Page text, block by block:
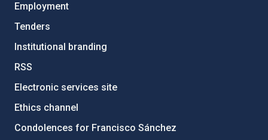
Employment
Tenders
Institutional branding
RSS
Electronic services site
Ethics channel
Condolences for Francisco Sánchez